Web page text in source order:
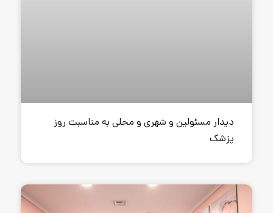
و شهری و محلی به مناسبت روز